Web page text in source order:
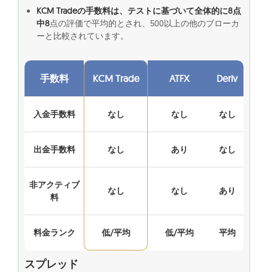
KCM Tradeの手数料は、テストに基づいて全体的に8点
中8点の評価で平均的とされ、500以上の他のブローカ
ーと比較されています。
手数料 KCM Trade ATFX Deriv
入金手数料 なし なし なし
出金手数料 なし あり なし
非アクティブ
料
なし なし あり
料金ランク 低/平均 低/平均 平均
スプレッド